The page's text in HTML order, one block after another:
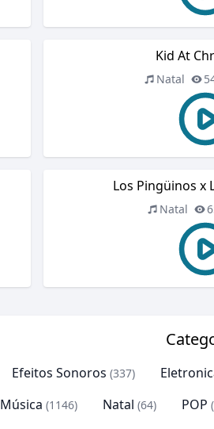
Kid At
Natal
Los Pingüinos x
Natal
Efeitos Sonoros (337)
Música (1146) Natal (64) POP